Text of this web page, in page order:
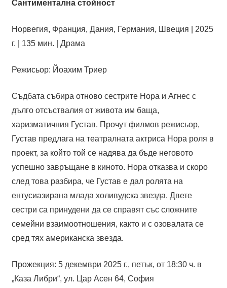
Сантиментална стойност
Норвегия, Франция, Дания, Германия, Швеция | 2025
г. | 135 мин. | Драма
Режисьор: Йоахим Триер
Съдбата събира отново сестрите Нора и Агнес с
дълго отсъствалия от живота им баща,
харизматичния Густав. Прочут филмов режисьор,
Густав предлага на театралната актриса Нора роля в
проект, за който той се надява да бъде неговото
успешно завръщане в киното. Нора отказва и скоро
след това разбира, че Густав е дал ролята на
ентусиазирана млада холивудска звезда. Двете
сестри са принудени да се справят със сложните
семейни взаимоотношения, както и с озовалата се
сред тях американска звезда.
Прожекция: 5 декември 2025 г., петък, от 18:30 ч. в
„Каза Либри“, ул. Цар Асен 64, София